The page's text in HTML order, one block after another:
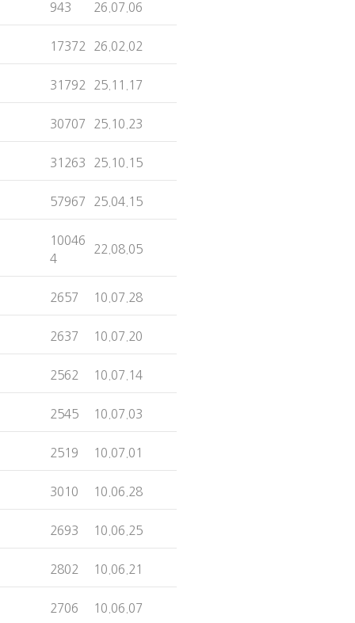
943 26.07.06
17372 26.02.02
31792 25.11.17
30707 25.10.23
31263 25.10.15
57967 25.04.15
10046
4
22.08.05
2657 10.07.28
2637 10.07.20
2562 10.07.14
2545 10.07.03
2519 10.07.01
3010 10.06.28
2693 10.06.25
2802 10.06.21
2706 10.06.07